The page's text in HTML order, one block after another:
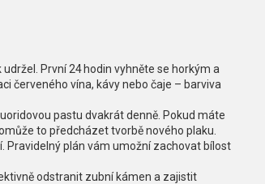
První 24 hodin vyhněte se horkým a
červeného vína, kávy nebo čaje – barviva
pastu dvakrát denně. Pokud máte
to předcházet tvorbě nového plaku.
Pravidelný plán vám umožní zachovat bílost
odstranit zubní kámen a zajistit